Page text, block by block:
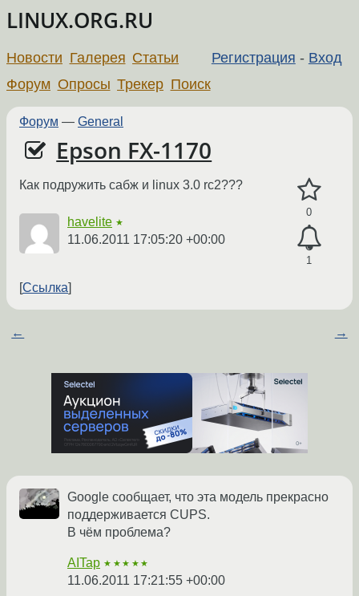
LINUX.ORG.RU
Регистрация - Вход
Новости Галерея Статьи
Форум Опросы Трекер Поиск
Форум — General
Epson FX-1170
0
1
Как подружить сабж и linux 3.0 rc2???
havelite ★
11.06.2011 17:05:20 +00:00
Ссылка
← →
Google сообщает, что эта модель прекрасно
поддерживается CUPS.
В чём проблема?
AITap ★★★★★
11.06.2011 17:21:55 +00:00